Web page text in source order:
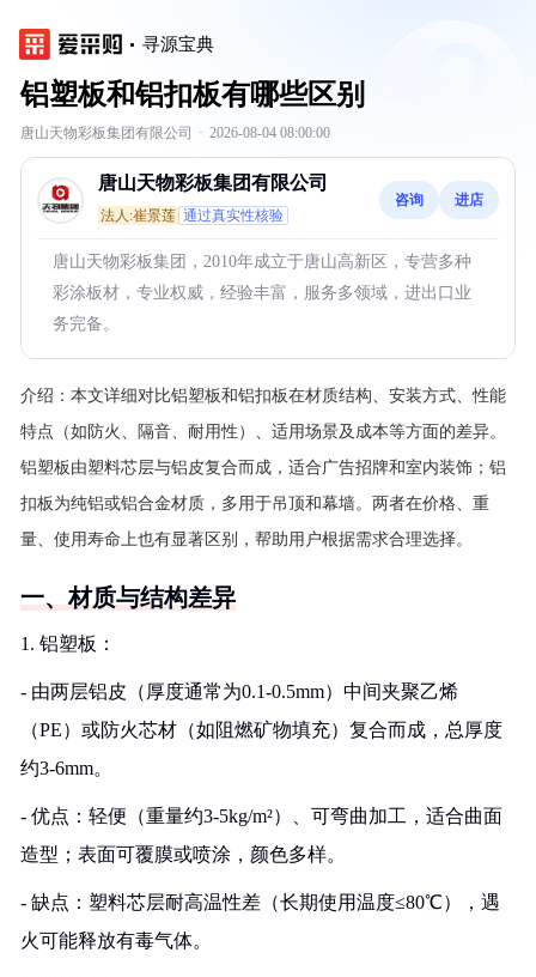
寻源宝典
铝塑板和铝扣板有哪些区别
唐山天物彩板集团有限公司 · 2026-08-04 08:00:00
唐山天物彩板集团有限公司
法人:崔景莲 通过真实性核验
咨询 进店
唐山天物彩板集团，2010年成立于唐山高新区，专营多种
彩涂板材，专业权威，经验丰富，服务多领域，进出口业
务完备。
介绍： 本文详细对比铝塑板和铝扣板在材质结构、安装方式、性能
特点（如防火、隔音、耐用性）、适用场景及成本等方面的差异。
铝塑板由塑料芯层与铝皮复合而成，适合广告招牌和室内装饰；铝
扣板为纯铝或铝合金材质，多用于吊顶和幕墙。两者在价格、重
量、使用寿命上也有显著区别，帮助用户根据需求合理选择。
一、材质与结构差异
1. 铝塑板：
- 由两层铝皮（厚度通常为0.1-0.5mm）中间夹聚乙烯
（PE）或防火芯材（如阻燃矿物填充）复合而成，总厚度
约3-6mm。
- 优点：轻便（重量约3-5kg/m²）、可弯曲加工，适合曲面
造型；表面可覆膜或喷涂，颜色多样。
- 缺点：塑料芯层耐高温性差（长期使用温度≤80℃），遇
火可能释放有毒气体。